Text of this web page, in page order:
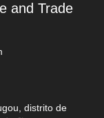
and Trade
distrito de